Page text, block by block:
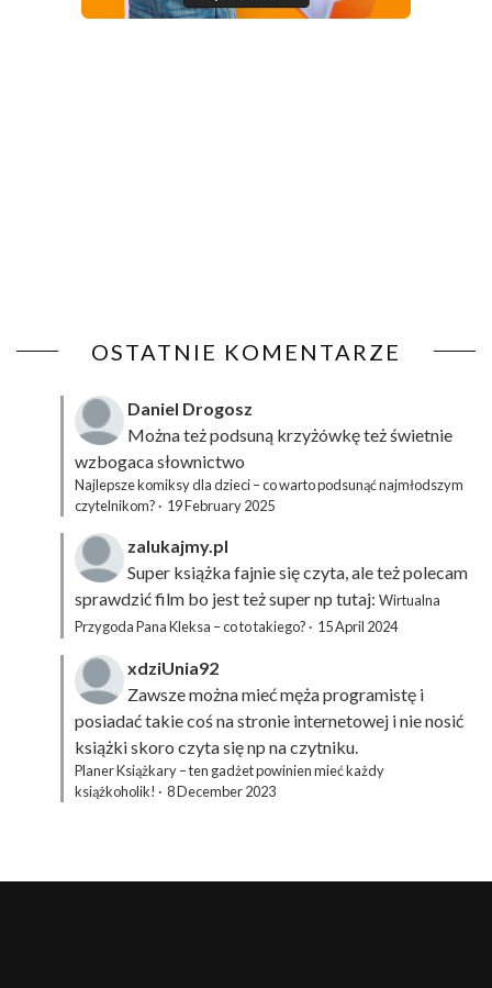
OSTATNIE KOMENTARZE
Daniel Drogosz
Można też podsuną krzyżówkęteż świetnie
wzbogaca słownictwo
Najlepsze komiksy dla dzieci – co warto podsunąć najmłodszym
czytelnikom? · 19 February 2025
zalukajmy.pl
Super książka fajnie się czyta, ale też polecam
sprawdzić film bo jest też super np tutaj: Wirtualna
Przygoda Pana Kleksa – co to takiego? · 15 April 2024
xdziUnia92
Zawsze można mieć męża programistę i
posiadać takie coś na stronie internetowej i nie nosić
książki skoro czyta się np na czytniku.
Planer Książkary – ten gadżet powinien mieć każdy
książkoholik! · 8 December 2023